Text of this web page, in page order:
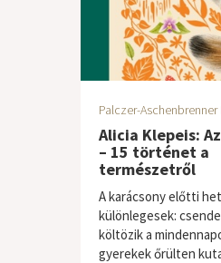
Palczer-Aschenbrenner
Alicia Klepeis:
– 15 történet a
természetről
A karácsony előtti
különlegesek:
költözik a
gyerekek őrülten